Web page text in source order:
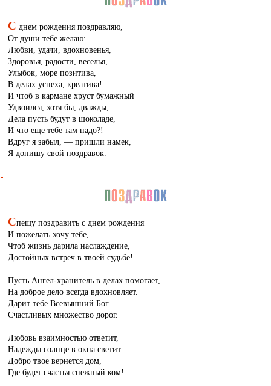
С днем рождения поздравляю,
От души тебе желаю:
Любви, удачи, вдохновенья,
Здоровья, радости, веселья,
Улыбок, море позитива,
В делах успеха, креатива!
И чтоб в кармане хруст бумажный
Удвоился, хотя бы, дважды,
Дела пусть будут в шоколаде,
И что еще тебе там надо?!
Вдруг я забыл, — пришли намек,
Я допишу свой поздравок.
Спешу поздравить с днем рождения
И пожелать хочу тебе,
Чтоб жизнь дарила наслаждение,
Достойных встреч в твоей судьбе!
Пусть Ангел-хранитель в делах помогает,
На доброе дело всегда вдохновляет.
Дарит тебе Всевышний Бог
Счастливых множество дорог.
Любовь взаимностью ответит,
Надежды солнце в окна светит.
Добро твое вернется дом,
Где будет счастья снежный ком!